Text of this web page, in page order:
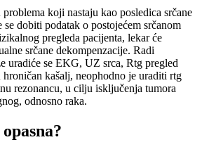
koji nastaju kao posledica srčane
se dobiti podatak o postojećem srčanom
pregleda pacijenta, lekar će
srčane dekompenzacije. Radi
uradiće se EKG, UZ srca, Rtg pregled
kašalj, neophodno je uraditi rtg
rezonancu, u cilju isključenja tumora
odnosno raka.